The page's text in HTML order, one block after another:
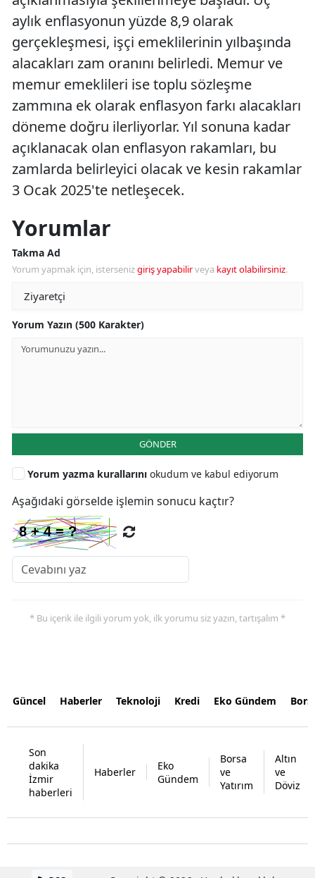
aylık enflasyonun yüzde 8,9 olarak
gerçekleşmesi, işçi emeklilerinin yılbaşında
alacakları zam oranını belirledi. Memur ve
memur emeklileri ise toplu sözleşme
zammına ek olarak enflasyon farkı alacakları
döneme doğru ilerliyorlar. Yıl sonuna kadar
açıklanacak olan enflasyon rakamları, bu
zamlarda belirleyici olacak ve kesin rakamlar
3 Ocak 2025'te netleşecek.
Yorumlar
Takma Ad
Yorum yapmak için, istersenizgiriş yapabilirveya kayıt olabilirsiniz.
Yorum Yazın (500 Karakter)
GÖNDER
Yorum yazma kurallarını okudum ve kabul ediyorum
Aşağıdaki görselde işlemin sonucu kaçtır?
* Bu içerik ile ilgili yorum yok, ilk yorumu siz yazın, tartışalım *
Güncel Haberler Teknoloji Kredi Eko Gündem
Son
dakika
İzmir
haberleri
Haberler
Eko
Gündem
Borsa
ve
Yatırım
Altın
ve
Döviz